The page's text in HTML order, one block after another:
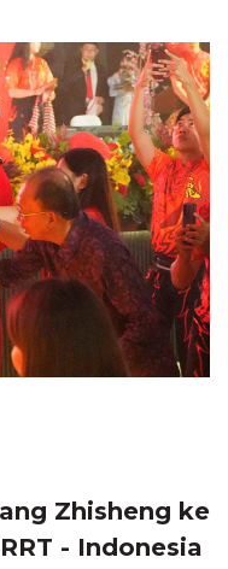
Zhisheng ke
- Indonesia